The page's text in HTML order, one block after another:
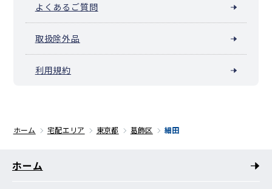
よくあるご質問
取扱除外品
利用規約
ホーム 宅配エリア 東京都 葛飾区 細田
ホーム